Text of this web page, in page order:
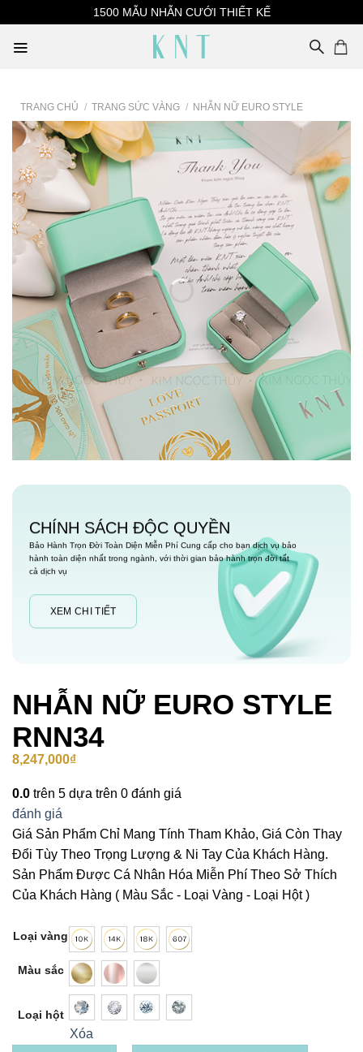
content
1500 MẪU NHẪN CƯỚI THIẾT KẾ
TRANG CHỦ / TRANG SỨC VÀNG / NHẪN NỮ EURO STYLE
CHÍNH SÁCH ĐỘC QUYỀN
Bảo Hành Trọn Đời Toàn Diện Miễn Phí Cung cấp cho bạn dịch vụ bảo
hành toàn diện nhất trong ngành, với thời gian bảo hành trọn đời tất
cả dịch vụ
XEM CHI TIẾT
NHẪN NỮ EURO STYLE
RNN34
8,247,000₫
0.0 trên 5 dựa trên 0 đánh giá
đánh giá
Giá Sản Phẩm Chỉ Mang Tính Tham Khảo, Giá Còn Thay
Đổi Tùy Theo Trọng Lượng & Ni Tay Của Khách Hàng.
Sản Phẩm Được Cá Nhân Hóa Miễn Phí Theo Sở Thích
Của Khách Hàng ( Màu Sắc - Loại Vàng - Loại Hột )
Loại vàng
Màu sắc
Loại hột
Xóa